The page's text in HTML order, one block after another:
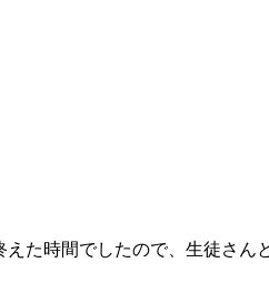
た時間でしたので、生徒さん